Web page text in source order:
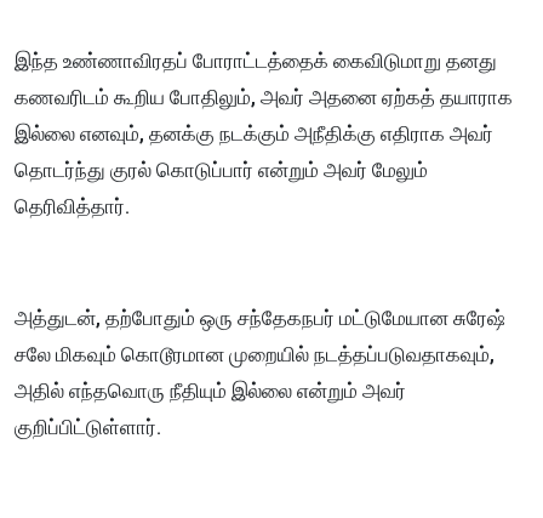
இந்த உண்ணாவிரதப் போராட்டத்தைக் கைவிடுமாறு தனது
கணவரிடம் கூறிய போதிலும், அவர் அதனை ஏற்கத் தயாராக
இல்லை எனவும், தனக்கு நடக்கும் அநீதிக்கு எதிராக அவர்
தொடர்ந்து குரல் கொடுப்பார் என்றும் அவர் மேலும்
தெரிவித்தார்.
அத்துடன், தற்போதும் ஒரு சந்தேகநபர் மட்டுமேயான சுரேஷ்
சலே மிகவும் கொடூரமான முறையில் நடத்தப்படுவதாகவும்,
அதில் எந்தவொரு நீதியும் இல்லை என்றும் அவர்
குறிப்பிட்டுள்ளார்.